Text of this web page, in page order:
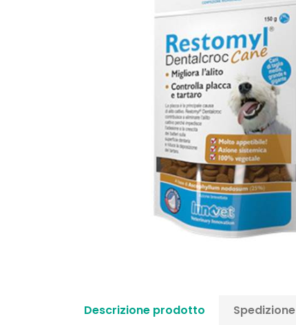
Descrizione prodotto Spedizione